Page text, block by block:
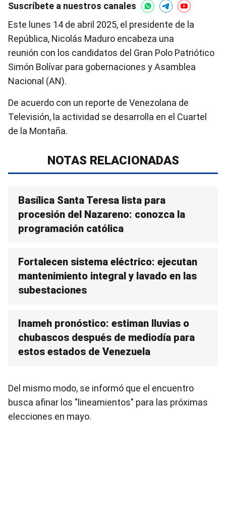
Suscríbete a nuestros canales
Este lunes 14 de abril 2025, el presidente de la
República, Nicolás Maduro encabeza una
reunión con los candidatos del Gran Polo Patriótico
Simón Bolívar para gobernaciones y Asamblea
Nacional (AN).
De acuerdo con un reporte de Venezolana de
Televisión, la actividad se desarrolla en el Cuartel
de la Montaña.
NOTAS RELACIONADAS
Basílica Santa Teresa lista para
procesión del Nazareno: conozca la
programación católica
Fortalecen sistema eléctrico: ejecutan
mantenimiento integral y lavado en las
subestaciones
Inameh pronóstico: estiman lluvias o
chubascos después de mediodía para
estos estados de Venezuela
Del mismo modo, se informó que el encuentro
busca afinar los "lineamientos" para las próximas
elecciones en mayo.